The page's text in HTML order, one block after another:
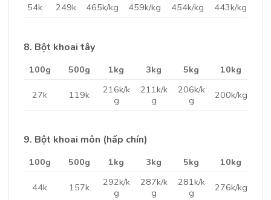
54k
249k 465k/kg 459k/kg 454k/kg 443k/kg
8. Bột khoai tây
100g 500g 1kg 3kg 5kg 10kg
27k 119k
216k/k
g
211k/k
g
206k/k
g
200k/kg
9. Bột khoai môn (hấp chín)
100g 500g 1kg 3kg 5kg 10kg
44k 157k
292k/k
g
287k/k
g
281k/k
g
276k/kg